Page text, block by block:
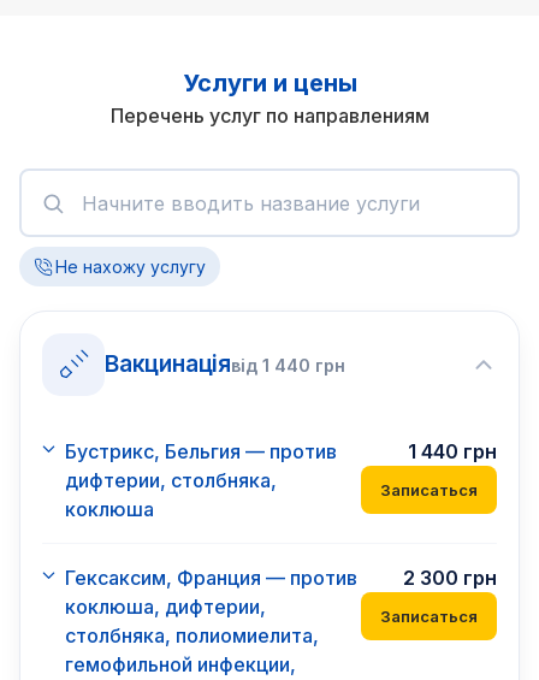
Услуги и цены
Перечень услуг по направлениям
Не нахожу услугу
Вакцинаціявід1 440 грн
Бустрикс, Бельгия — против
дифтерии, столбняка,
коклюша
1 440 грн
Записаться
Гексаксим, Франция — против
коклюша, дифтерии,
столбняка, полиомиелита,
гемофильной инфекции,
2 300 грн
Записаться